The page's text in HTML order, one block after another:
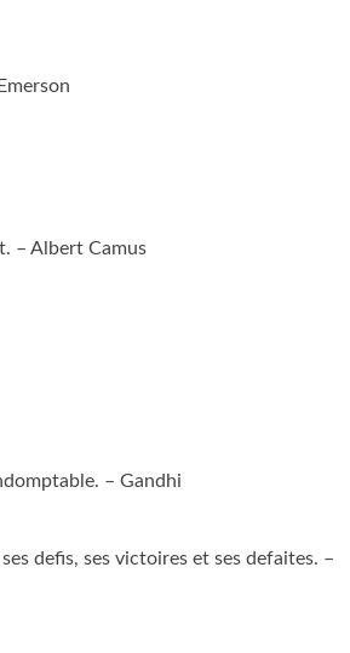
– Albert Camus
– Gandhi
defis, ses victoires et ses defaites. –